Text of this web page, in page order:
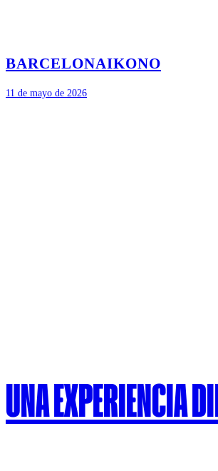
BARCELONAIKONO
11 de mayo de 2026
UNA EXPERIENCIA